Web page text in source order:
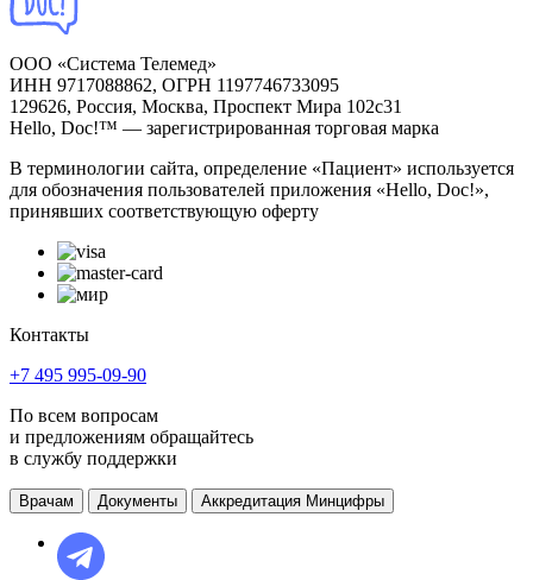
ООО «Система Телемед»
ИНН 9717088862, ОГРН 1197746733095
129626, Россия, Москва, Проспект Мира 102с31
Hello, Doc!™ — зарегистрированная торговая марка
В терминологии сайта, определение «Пациент» используется
для обозначения пользователей приложения «Hello, Doc!»,
принявших соответствующую оферту
Контакты
+7 495 995-09-90
По всем вопросам
и предложениям обращайтесь
в службу поддержки
Врачам Документы Аккредитация Минцифры